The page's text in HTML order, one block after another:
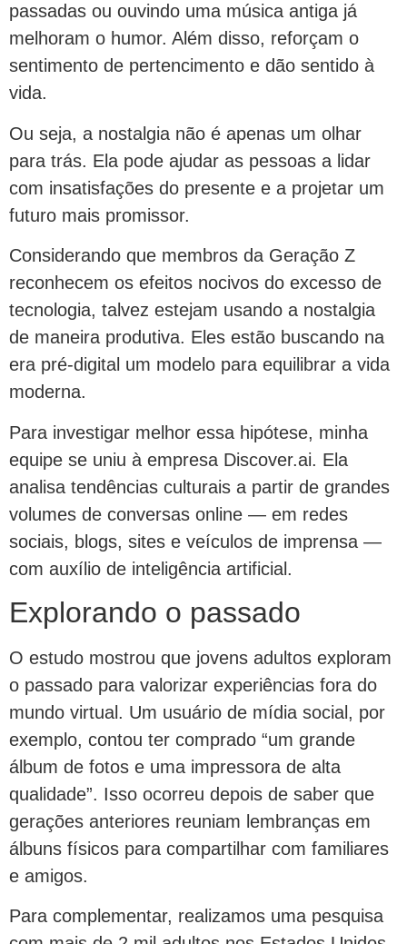
passadas ou ouvindo uma música antiga já
melhoram o humor. Além disso, reforçam o
sentimento de pertencimento e dão sentido à
vida.
Ou seja, a nostalgia não é apenas um olhar
para trás. Ela pode ajudar as pessoas a lidar
com insatisfações do presente e a projetar um
futuro mais promissor.
Considerando que membros da Geração Z
reconhecem os efeitos nocivos do excesso de
tecnologia, talvez estejam usando a nostalgia
de maneira produtiva. Eles estão buscando na
era pré-digital um modelo para equilibrar a vida
moderna.
Para investigar melhor essa hipótese, minha
equipe se uniu à empresa Discover.ai. Ela
analisa tendências culturais a partir de grandes
volumes de conversas online — em redes
sociais, blogs, sites e veículos de imprensa —
com auxílio de inteligência artificial.
Explorando o passado
O estudo mostrou que jovens adultos exploram
o passado para valorizar experiências fora do
mundo virtual. Um usuário de mídia social, por
exemplo, contou ter comprado “um grande
álbum de fotos e uma impressora de alta
qualidade”. Isso ocorreu depois de saber que
gerações anteriores reuniam lembranças em
álbuns físicos para compartilhar com familiares
e amigos.
Para complementar, realizamos uma pesquisa